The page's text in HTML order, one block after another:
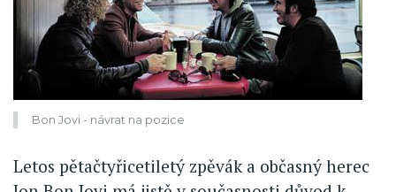
Bon Jovi - návrat na pozice
Letos pětačtyřicetiletý zpěvák a občasný herec